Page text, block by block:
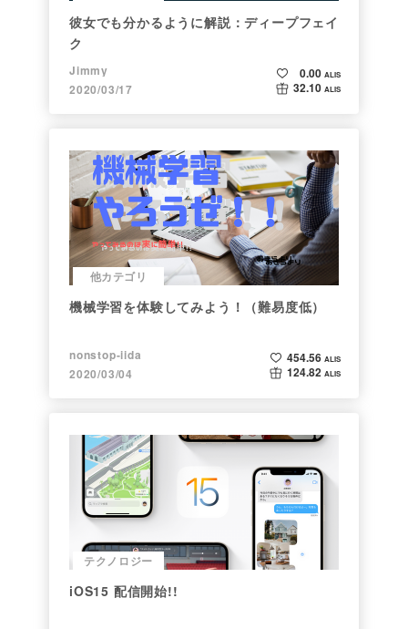
彼女でも分かるように解説：ディープフェイ
ク
Jimmy
2020/03/17
0.00 ALIS
32.10 ALIS
他カテゴリ
機械学習を体験してみよう！（難易度低）
nonstop-iida
2020/03/04
454.56 ALIS
124.82 ALIS
テクノロジー
iOS15 配信開始!!